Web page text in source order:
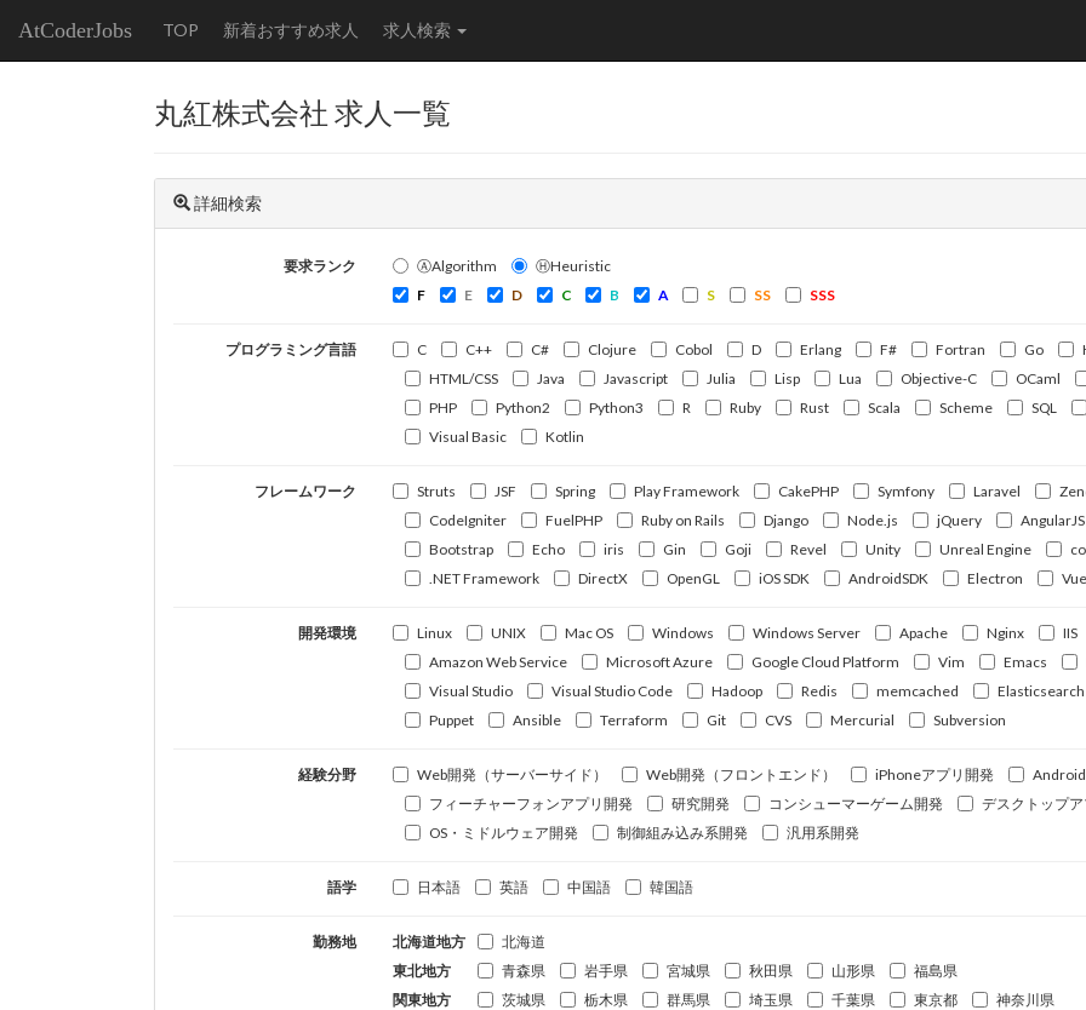
AtCoderJobs TOP 新着おすすめ求人 求人検索
丸紅株式会社 求人一覧
詳細検索
要求ランク ⒶAlgorithm
ⒽHeuristic
F
E D C B A S SS SSS
プログラミング言語 C C++ C# Clojure Cobol D Erlang F# Fortran Go
HTML/CSS
Java Javascript Julia Lisp Lua Objective-C OCaml
PHP
Python2 Python3 R Ruby Rust Scala Scheme SQL
Visual Basic
Kotlin
フレームワーク Struts JSF Spring Play Framework CakePHP Symfony Laravel
CodeIgniter
FuelPHP Ruby on Rails Django Node.js jQuery AngularJS
Bootstrap
Echo iris Gin Goji Revel Unity Unreal Engine
.NET Framework
DirectX OpenGL iOS SDK AndroidSDK Electron
開発環境 Linux UNIX Mac OS Windows Windows Server Apache Nginx
IIS
Amazon Web Service
Microsoft Azure Google Cloud Platform Vim Emacs
Visual Studio
Visual Studio Code Hadoop Redis memcached Elasticsearch
Puppet
Ansible Terraform Git CVS Mercurial Subversion
経験分野 Web開発（サーバーサイド） Web開発（フロントエンド） iPhoneアプリ開発
フィーチャーフォンアプリ開発
研究開発 コンシューマーゲーム開発
デスクトップ
OS・ミドルウェア開発
制御組み込み系開発 汎用系開発
語学 日本語 英語 中国語 韓国語
勤務地 北海道地方
北海道
東北地方
青森県 岩手県 宮城県 秋田県 山形県
福島県
関東地方
茨城県 栃木県 群馬県 埼玉県 千葉県 東京都
神奈川県